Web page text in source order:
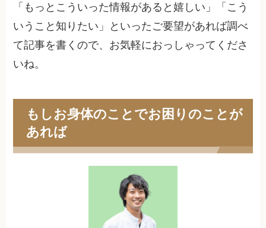
「もっとこういった情報があると嬉しい」「こう
いうこと知りたい」といったご要望があれば調べ
て記事を書くので、お気軽におっしゃってくださ
いね。
もしお身体のことでお困りのことが
あれば